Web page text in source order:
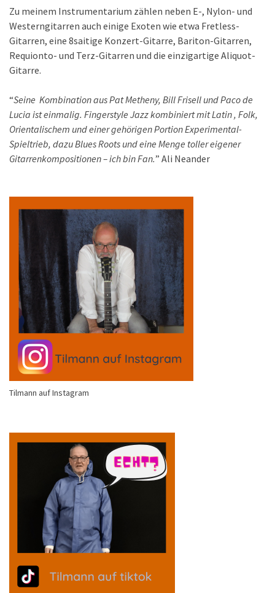
Zu meinem Instrumentarium zählen neben E-, Nylon- und
Westerngitarren auch einige Exoten wie etwa Fretless-
Gitarren, eine 8saitige Konzert-Gitarre, Bariton-Gitarren,
Requionto- und Terz-Gitarren und die einzigartige Aliquot-
Gitarre.
“Seine Kombination aus Pat Metheny, Bill Frisell und Paco de
Lucia ist einmalig. Fingerstyle Jazz kombiniert mit Latin , Folk,
Orientalischem und einer gehörigen Portion Experimental-
Spieltrieb, dazu Blues Roots und eine Menge toller eigener
Gitarrenkompositionen – ich bin Fan.” Ali Neander
Tilmann auf Instagram